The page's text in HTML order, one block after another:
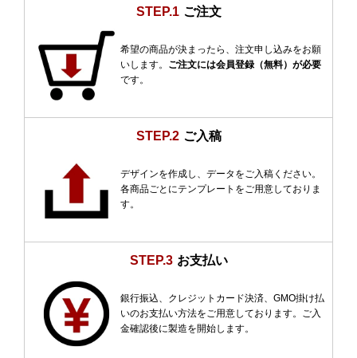
STEP.1 ご注文
希望の商品が決まったら、注文申し込みをお願
いします。 ご注文には会員登録（無料）が必要
です。
STEP.2 ご入稿
デザインを作成し、データをご入稿ください。
各商品ごとにテンプレートをご用意しておりま
す。
STEP.3 お支払い
銀行振込、クレジットカード決済、GMO掛け払
いのお支払い方法をご用意しております。ご入
金確認後に製造を開始します。